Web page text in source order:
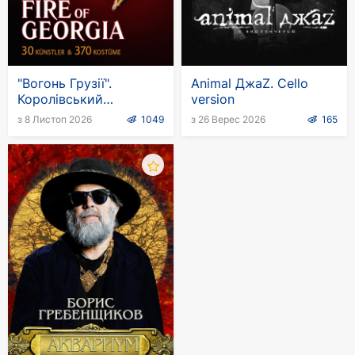
"Вогонь Грузії".
Королівський
національний балет
з 8 Листоп 2026 1049
Animal ДжаZ. Cello
version
з 26 Верес 2026 165